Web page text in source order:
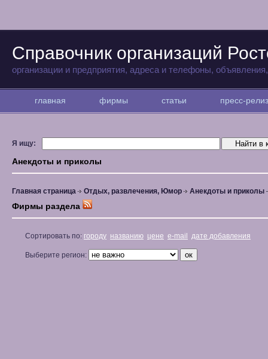
Справочник организаций
организации и предприятия, адреса и телефоны,
главная фирмы статьи пресс-
Я ищу:
Анекдоты и приколы
Главная страница Отдых, развлечения, Юмор Анекдоты и приколы
Фирмы раздела
Сортировать по: городу названию цене e-mail дате добавления
Выберите регион: